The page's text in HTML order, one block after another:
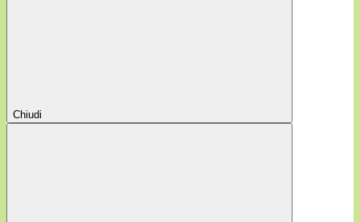
Chiudi